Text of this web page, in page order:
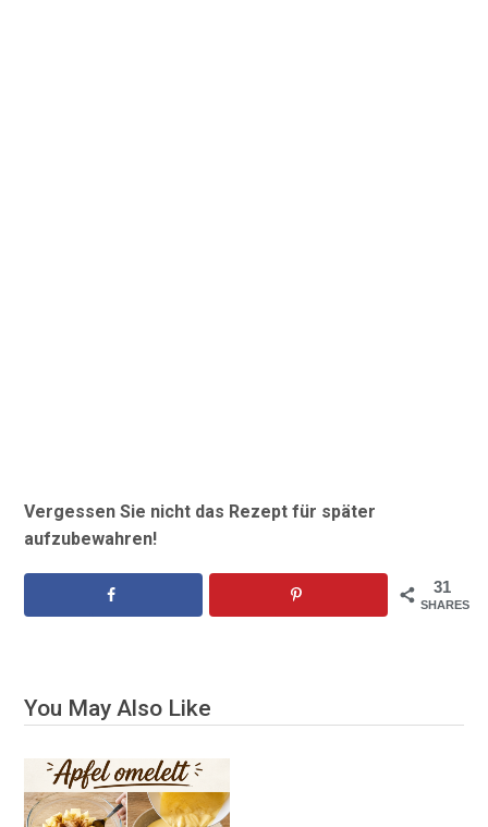
Vergessen Sie nicht das Rezept für später
aufzubewahren!
31
SHARES
You May Also Like